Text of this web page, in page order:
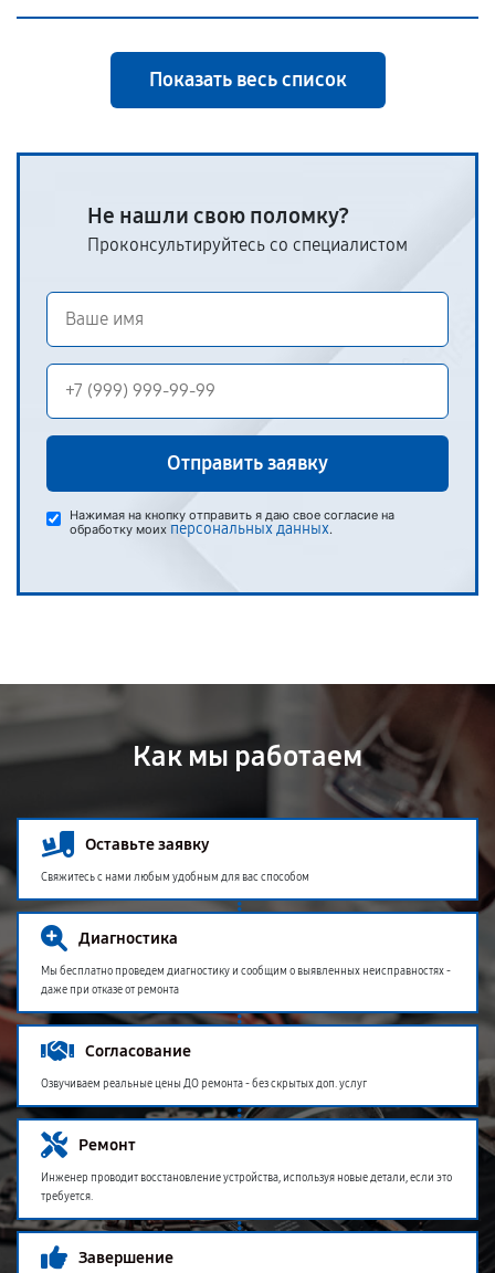
Показать весь список
Не нашли свою поломку?
Проконсультируйтесь со специалистом
Отправить заявку
Нажимая на кнопку отправить я даю свое согласие на
обработку моих персональных данных.
Как мы работаем
Оставьте заявку
Свяжитесь с нами любым удобным для вас способом
Диагностика
Мы бесплатно проведем диагностику и сообщим о выявленных неисправностях -
даже при отказе от ремонта
Согласование
Озвучиваем реальные цены ДО ремонта - без скрытых доп. услуг
Ремонт
Инженер проводит восстановление устройства, используя новые детали, если это
требуется.
Завершение